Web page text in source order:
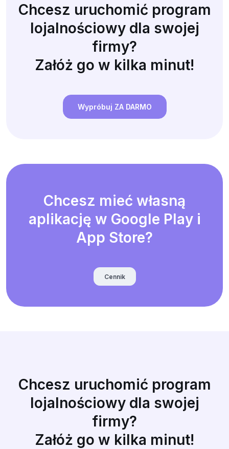
Chcesz uruchomić program
lojalnościowy dla swojej
firmy?
Załóż go w kilka minut!
Wypróbuj ZA DARMO
Chcesz mieć własną
aplikację w Google Play i
App Store?
Cennik
Chcesz uruchomić program
lojalnościowy dla swojej
firmy?
Załóż go w kilka minut!